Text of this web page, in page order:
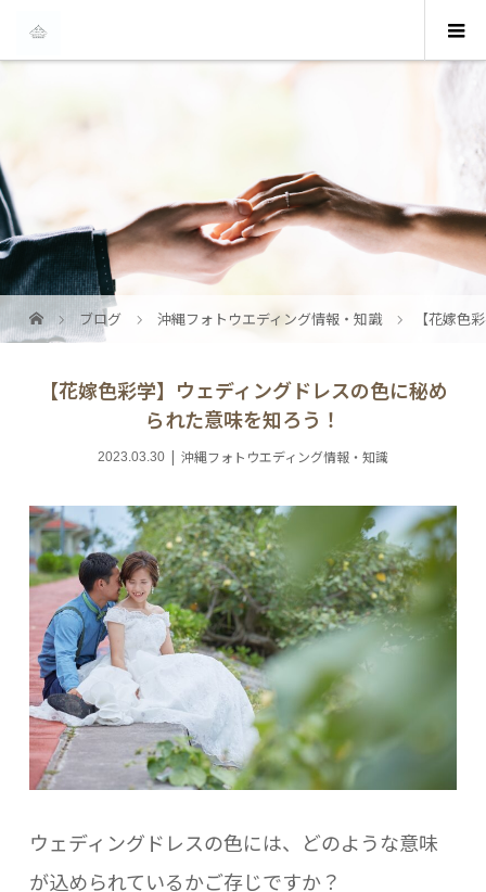
ブログ 沖縄フォトウエディング情報・知識 【花嫁色
【花嫁色彩学】ウェディングドレスの色に秘め
られた意味を知ろう！
2023.03.30 沖縄フォトウエディング情報・知識
ウェディングドレスの色には、どのような意味
が込められているかご存じですか？